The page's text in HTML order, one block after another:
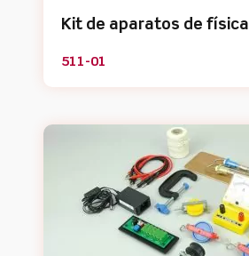
Kit de aparatos de física
511-01